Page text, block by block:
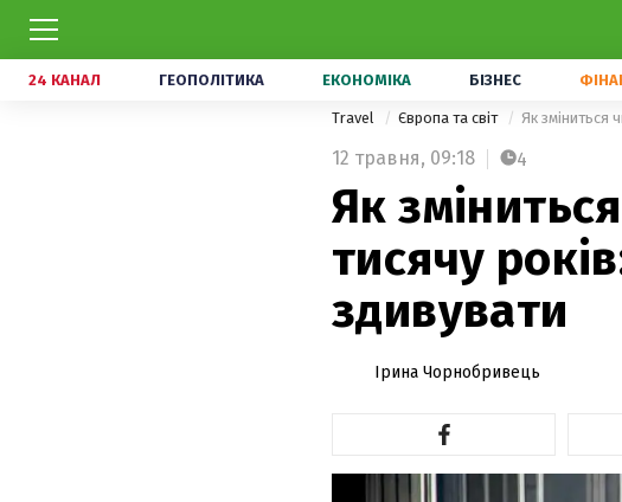
24 КАНАЛ ГЕОПОЛІТИКА ЕКОНОМІКА БІЗНЕС
Travel Європа та світ Як зміниться
12 травня, 09:18 4
Як
тисячу
здивувати
Ірина Чорнобривець